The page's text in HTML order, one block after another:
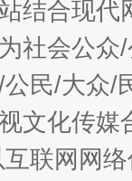
结合现
社会公
民/大众/
文化传
联网网